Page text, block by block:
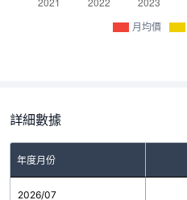
月均價
詳細數據
年度月份
2026/07